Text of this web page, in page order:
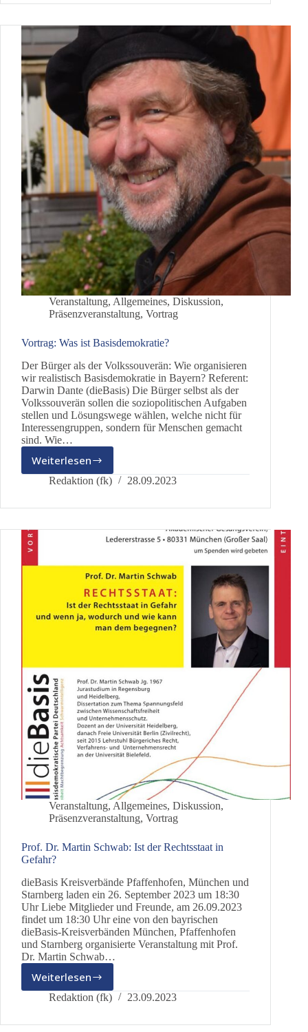
Veranstaltung, Allgemeines, Diskussion,
Präsenzveranstaltung, Vortrag
Vortrag: Was ist Basisdemokratie?
Der Bürger als der Volkssouverän: Wie organisieren
wir realistisch Basisdemokratie in Bayern? Referent:
Darwin Dante (dieBasis) Die Bürger selbst als der
Volkssouverän sollen die soziopolitischen Aufgaben
stellen und Lösungswege wählen, welche nicht für
Interessengruppen, sondern für Menschen gemacht
sind. Wie…
Weiterlesen
Vortrag:
Was
Basisdemokratie?
Redaktion (fk) 28.09.2023
Veranstaltung, Allgemeines, Diskussion,
Präsenzveranstaltung, Vortrag
Prof. Dr. Martin Schwab: Ist der Rechtsstaat in
Gefahr?
dieBasis Kreisverbände Pfaffenhofen, München und
Starnberg laden ein 26. September 2023 um 18:30
Uhr Liebe Mitglieder und Freunde, am 26.09.2023
findet um 18:30 Uhr eine von den bayrischen
dieBasis-Kreisverbänden München, Pfaffenhofen
und Starnberg organisierte Veranstaltung mit Prof.
Dr. Martin Schwab…
Weiterlesen
Prof.
Dr.
Schwab:
Redaktion (fk) 23.09.2023